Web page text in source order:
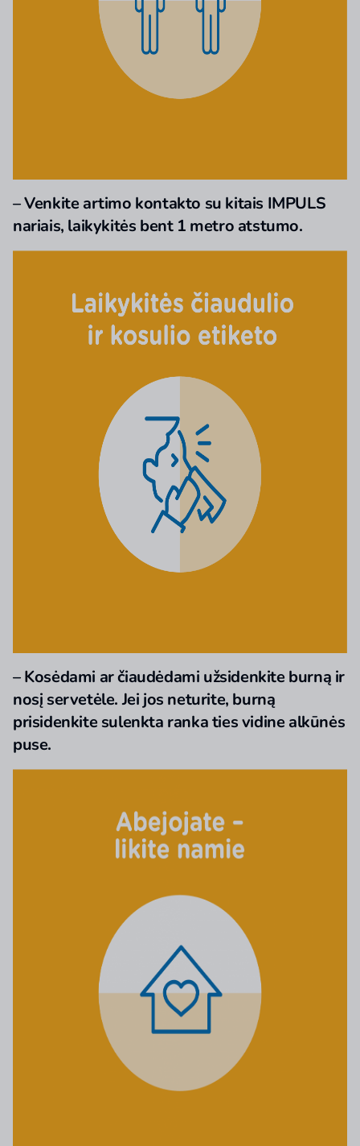
– Venkite artimo kontakto su kitais IMPULS
nariais, laikykitės bent 1 metro atstumo.
– Kosėdami ar čiaudėdami užsidenkite burną ir
nosį servetėle. Jei jos neturite, burną
prisidenkite sulenkta ranka ties vidine alkūnės
puse.